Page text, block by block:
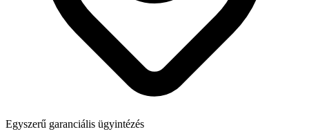
Egyszerű garanciális ügyintézés